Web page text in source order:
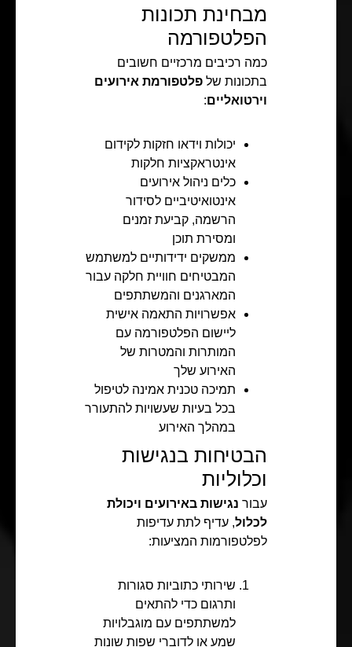
מבחינת תכונות
הפלטפורמה
כמה רכיבים מרכזיים חשובים
בתכונות של פלטפורמת אירועים
וירטואליים:
יכולות וידאו חזקות לקידום
אינטראקציות חלקות
כלים ניהול אירועים
אינטואיטיביים לסידור
הרשמה, קביעת זמנים
ומסירת תוכן
ממשקים ידידותיים למשתמש
המבטיחים חוויית חלקה עבור
המארגנים והמשתתפים
אפשרויות התאמה אישית
ליישום הפלטפורמה עם
המותרות והמטרות של
האירוע שלך
תמיכה טכנית אמינה לטיפול
בכל בעיות שעשויות להתעורר
במהלך האירוע
הבטיחות בנגישות
וכלוליות
עבור נגישות באירועים ויכולת
לכלול, עדיף לתת עדיפות
לפלטפורמות המציעות:
שירותי כתוביות סגורות
ותרגום כדי להתאים
למשתתפים עם מוגבלויות
שמע או לדוברי שפות שונות